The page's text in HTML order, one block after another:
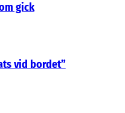
gick
vid bordet”